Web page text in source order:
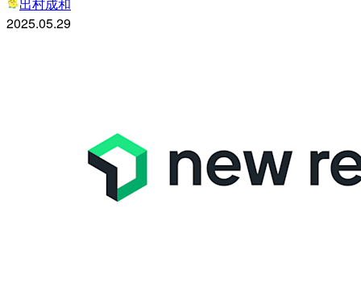
出村成和
2025.05.29